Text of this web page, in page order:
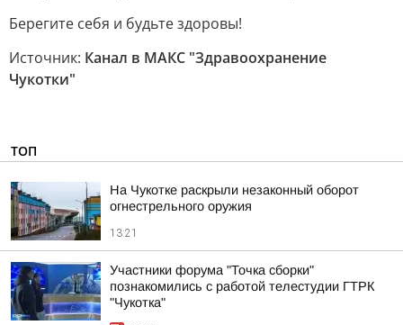
Берегите себя и будьте здоровы!
Источник: Канал в МАКС "Здравоохранение
Чукотки"
ТОП
На Чукотке раскрыли незаконный оборот
огнестрельного оружия
13:21
Участники форума "Точка сборки"
познакомились с работой телестудии ГТРК
"Чукотка"